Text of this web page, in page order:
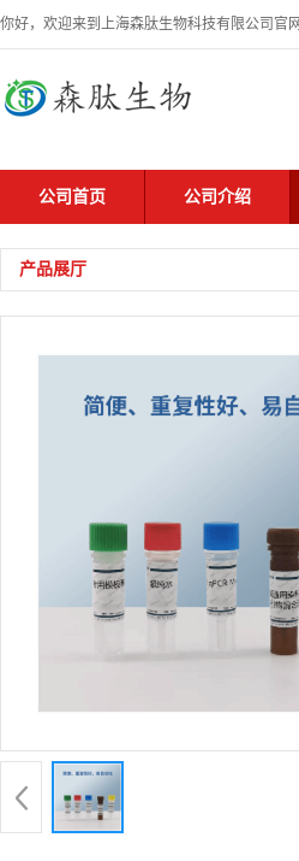
你好，欢迎来到上海森肽生物科技有限公司官网
公司首页 公司介绍
产品展厅